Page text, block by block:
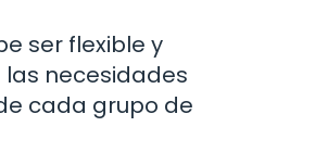
ser flexible y
necesidades
cada grupo de